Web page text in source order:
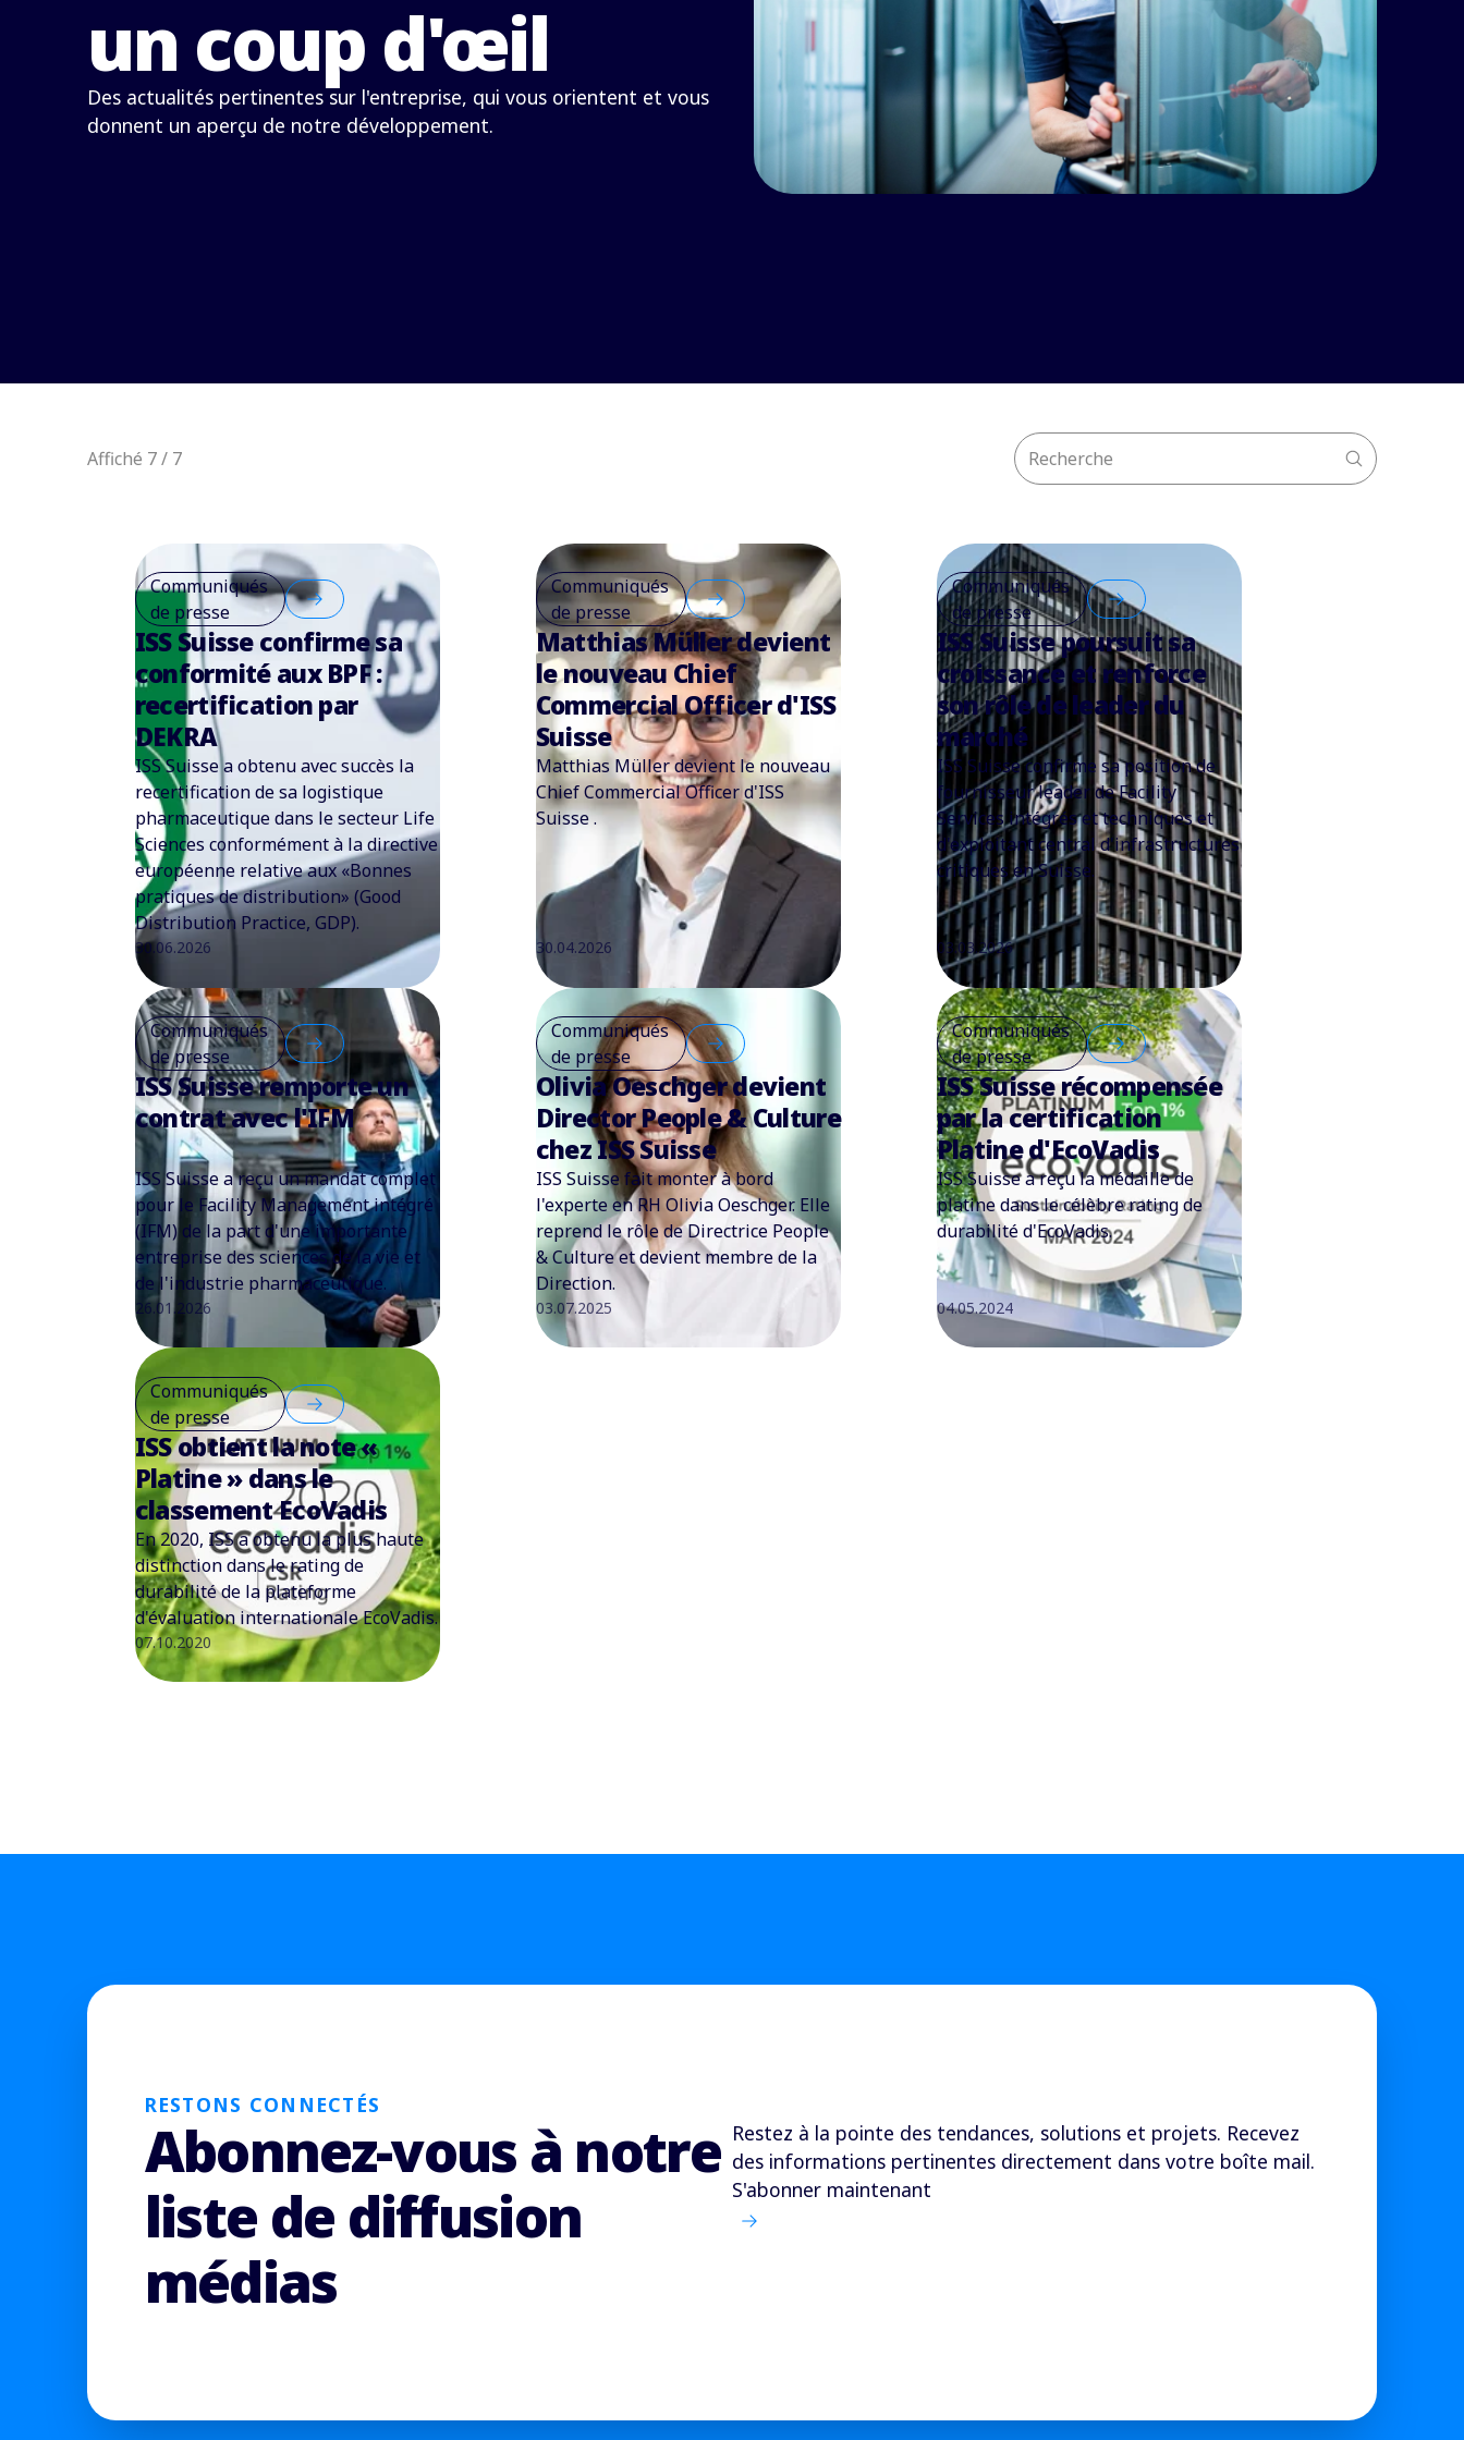
un coup d'œil
Des actualités pertinentes sur l'entreprise, qui vous orientent et vous
donnent un aperçu de notre développement.
Affiché 7 / 7
Communiqués
de presse
ISS Suisse confirme sa
conformité aux BPF :
recertification par
DEKRA
ISS Suisse a obtenu avec succès la
recertification de sa logistique
pharmaceutique dans le secteur Life
Sciences conformément à la directive
européenne relative aux «Bonnes
pratiques de distribution» (Good
Distribution Practice, GDP).
30.06.2026
Communiqués
de presse
Matthias Müller devient
le nouveau Chief
Commercial Officer d'ISS
Suisse
Matthias Müller devient le nouveau
Chief Commercial Officer d'ISS
Suisse .
30.04.2026
Communiqués
de presse
ISS Suisse poursuit sa
croissance et renforce
son rôle de leader du
marché
ISS Suisse confirme sa position de
fournisseur leader de Facility
Services intégrés et techniques et
d'exploitant central d'infrastructures
critiques en Suisse.
03.03.2026
Communiqués
de presse
ISS Suisse remporte un
contrat avec l'IFM
ISS Suisse a reçu un mandat complet
pour le Facility Management intégré
(IFM) de la part d'une importante
entreprise des sciences de la vie et
de l'industrie pharmaceutique.
26.01.2026
Communiqués
de presse
Olivia Oeschger devient
Director People & Culture
chez ISS Suisse
ISS Suisse fait monter à bord
l'experte en RH Olivia Oeschger. Elle
reprend le rôle de Directrice People
& Culture et devient membre de la
Direction.
03.07.2025
Communiqués
de presse
ISS Suisse récompensée
par la certification
Platine d'EcoVadis
ISS Suisse a reçu la médaille de
platine dans le célèbre rating de
durabilité d'EcoVadis.
04.05.2024
Communiqués
de presse
ISS obtient la note «
Platine » dans le
classement EcoVadis
En 2020, ISS a obtenu la plus haute
distinction dans le rating de
durabilité de la plateforme
d'évaluation internationale EcoVadis.
07.10.2020
RESTONS CONNECTÉS
Abonnez-vous à notre
liste de diffusion
médias
Restez à la pointe des tendances, solutions et projets. Recevez
des informations pertinentes directement dans votre boîte mail.
S'abonner maintenant